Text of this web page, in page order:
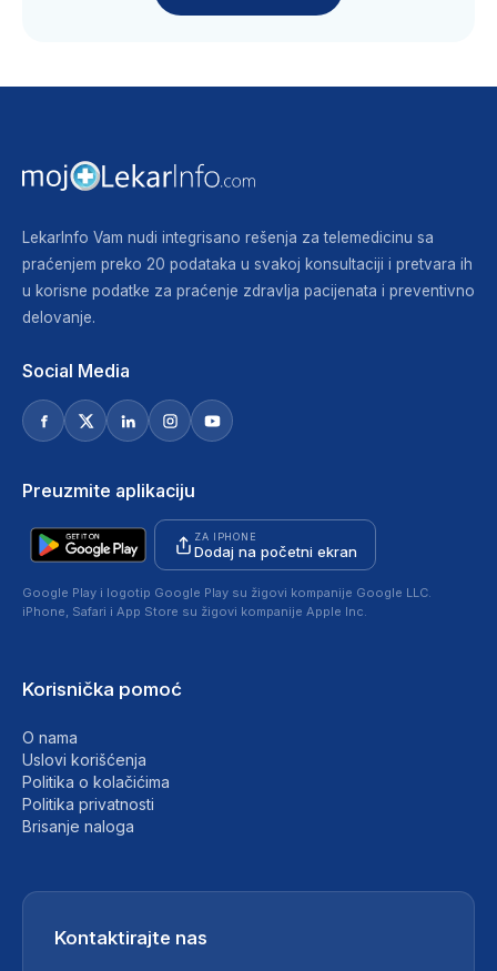
LekarInfo Vam nudi integrisano rešenja za telemedicinu sa
praćenjem preko 20 podataka u svakoj konsultaciji i pretvara ih
u korisne podatke za praćenje zdravlja pacijenata i preventivno
delovanje.
Social Media
Preuzmite aplikaciju
ZA IPHONE
Dodaj na početni ekran
Google Play i logotip Google Play su žigovi kompanije Google LLC.
iPhone, Safari i App Store su žigovi kompanije Apple Inc.
Korisnička pomoć
O nama
Uslovi korišćenja
Politika o kolačićima
Politika privatnosti
Brisanje naloga
Kontaktirajte nas